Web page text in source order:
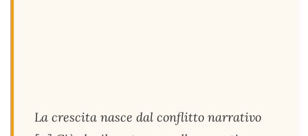
La crescita nasce dal conflitto narrativo